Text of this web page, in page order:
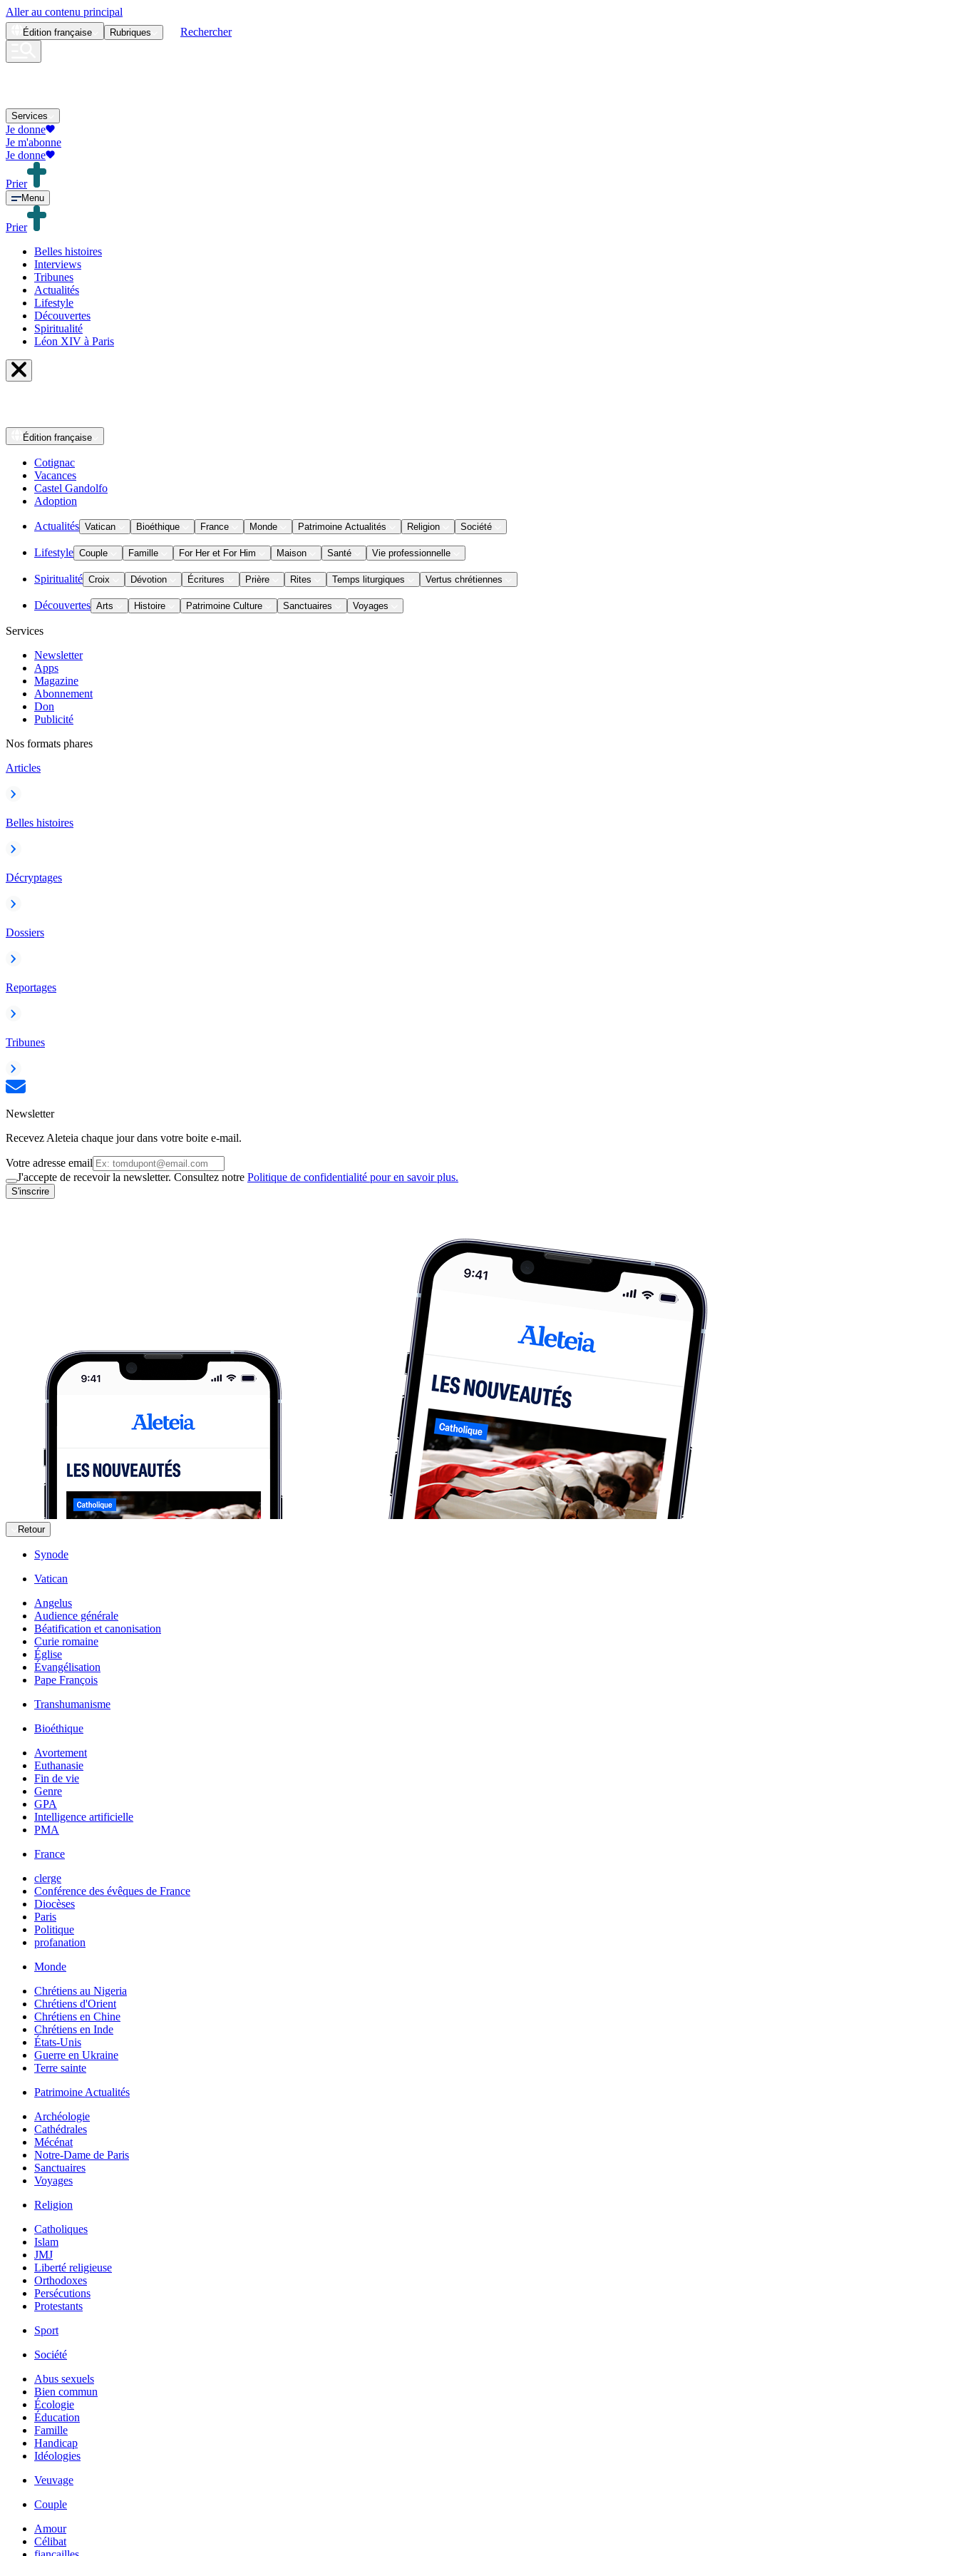
Aller au contenu principal
Édition française Rubriques Rechercher
Services
Je donne
Je m'abonne
Je donne
Prier
Menu
Prier
Belles histoires
Interviews
Tribunes
Actualités
Lifestyle
Découvertes
Spiritualité
Léon XIV à Paris
Édition française
Cotignac
Vacances
Castel Gandolfo
Adoption
Actualités Vatican Bioéthique France Monde Patrimoine Actualités Religion Société
Lifestyle Couple Famille For Her et For Him Maison Santé Vie professionnelle
Spiritualité Croix Dévotion Écritures Prière Rites Temps liturgiques Vertus chrétiennes
Découvertes Arts Histoire Patrimoine Culture Sanctuaires Voyages
Services
Newsletter
Apps
Magazine
Abonnement
Don
Publicité
Nos formats phares
Articles
Belles histoires
Décryptages
Dossiers
Reportages
Tribunes
Newsletter
Recevez Aleteia chaque jour dans votre boite e-mail.
Votre adresse email
J'accepte de recevoir la newsletter. Consultez notre Politique de confidentialité pour en savoir plus.
S'inscrire
Retour
Synode
Vatican
Angelus
Audience générale
Béatification et canonisation
Curie romaine
Église
Évangélisation
Pape François
Transhumanisme
Bioéthique
Avortement
Euthanasie
Fin de vie
Genre
GPA
Intelligence artificielle
PMA
France
clerge
Conférence des évêques de France
Diocèses
Paris
Politique
profanation
Monde
Chrétiens au Nigeria
Chrétiens d'Orient
Chrétiens en Chine
Chrétiens en Inde
États-Unis
Guerre en Ukraine
Terre sainte
Patrimoine Actualités
Archéologie
Cathédrales
Mécénat
Notre-Dame de Paris
Sanctuaires
Voyages
Religion
Catholiques
Islam
JMJ
Liberté religieuse
Orthodoxes
Persécutions
Protestants
Sport
Société
Abus sexuels
Bien commun
Écologie
Éducation
Famille
Handicap
Idéologies
Veuvage
Couple
Amour
Célibat